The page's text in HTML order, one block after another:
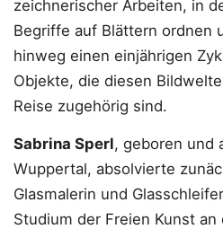
zeichnerischer Arbeiten, in
Begriffe auf Blättern ordnen
hinweg einen einjährigen
Objekte, die diesen
Reise zugehörig sind.
Sabrina Sperl, geboren und
Wuppertal, absolvierte
Glasmalerin und
Studium der Freien Kunst an